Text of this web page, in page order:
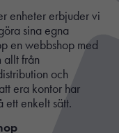
enheter erbjuder vi
sina egna
en webbshop med
allt från
och
era kontor har
enkelt sätt.